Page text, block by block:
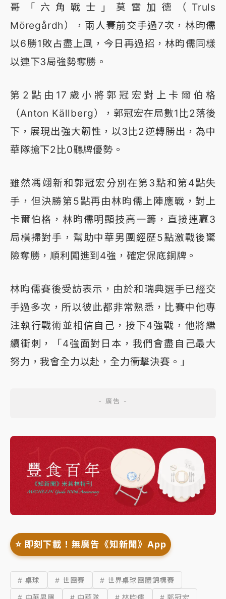
哥「六角戰士」莫雷加德（Truls
Möregårdh），兩人賽前交手過7次，林昀儒
以6勝1敗占盡上風，今日再過招，林昀儒同樣
以連下3局強勢奪勝。
第2點由17歲小將郭冠宏對上卡爾伯格
（Anton Källberg），郭冠宏在局數1比2落後
下，展現出強大韌性，以3比2逆轉勝出，為中
華隊搶下2比0聽牌優勢。
雖然馮翊新和郭冠宏分別在第3點和第4點失
手，但決勝第5點再由林昀儒上陣應戰，對上
卡爾伯格，林昀儒明顯技高一籌，直接連贏3
局橫掃對手，幫助中華男團經歷5點激戰後驚
險奪勝，順利闖進到4強，確定保底銅牌。
林昀儒賽後受訪表示，由於和瑞典選手已經交
手過多次，所以彼此都非常熟悉，比賽中他專
注執行戰術並相信自己，接下4強戰，他將繼
續衝刺，「4強面對日本，我們會盡自己最大
努力，我會全力以赴，全力衝擊決賽。」
⭐️ 即刻下載！無廣告《知新聞》App
# 桌球 # 世團賽
# 世界桌球團體錦標賽
# 中華男團
# 中華隊 # 林昀儒 # 郭冠宏